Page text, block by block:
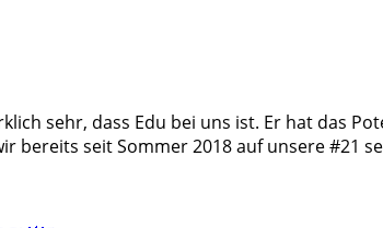
sehr, dass Edu bei uns ist. Er hat das
bereits seit Sommer 2018 auf unsere